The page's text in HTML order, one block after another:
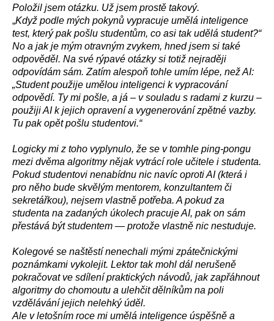
Položil jsem otázku. Už jsem prostě takový.
„Když podle mých pokynů vypracuje umělá inteligence
test, který pak pošlu studentům, co asi tak udělá student?“
No a jak je mým otravným zvykem, hned jsem si také
odpověděl. Na své rýpavé otázky si totiž nejraději
odpovídám sám. Zatím alespoň tohle umím lépe, než AI:
„Student použije umělou inteligenci k vypracování
odpovědí. Ty mi pošle, a já – v souladu s radami z kurzu –
použiji AI k jejich opravení a vygenerování zpětné vazby.
Tu pak opět pošlu studentovi.“
Logicky mi z toho vyplynulo, že se v tomhle ping-pongu
mezi dvěma algoritmy nějak vytrácí role učitele i studenta.
Pokud studentovi nenabídnu nic navíc oproti AI (která i
pro něho bude skvělým mentorem, konzultantem či
sekretářkou), nejsem vlastně potřeba. A pokud za
studenta na zadaných úkolech pracuje AI, pak on sám
přestává být studentem — protože vlastně nic nestuduje.
Kolegové se naštěstí nenechali mými zpátečnickými
poznámkami vykolejit. Lektor tak mohl dál nerušeně
pokračovat ve sdílení praktických návodů, jak zapřáhnout
algoritmy do chomoutu a ulehčit dělníkům na poli
vzdělávání jejich nelehký úděl.
Ale v letošním roce mi umělá inteligence úspěšně a